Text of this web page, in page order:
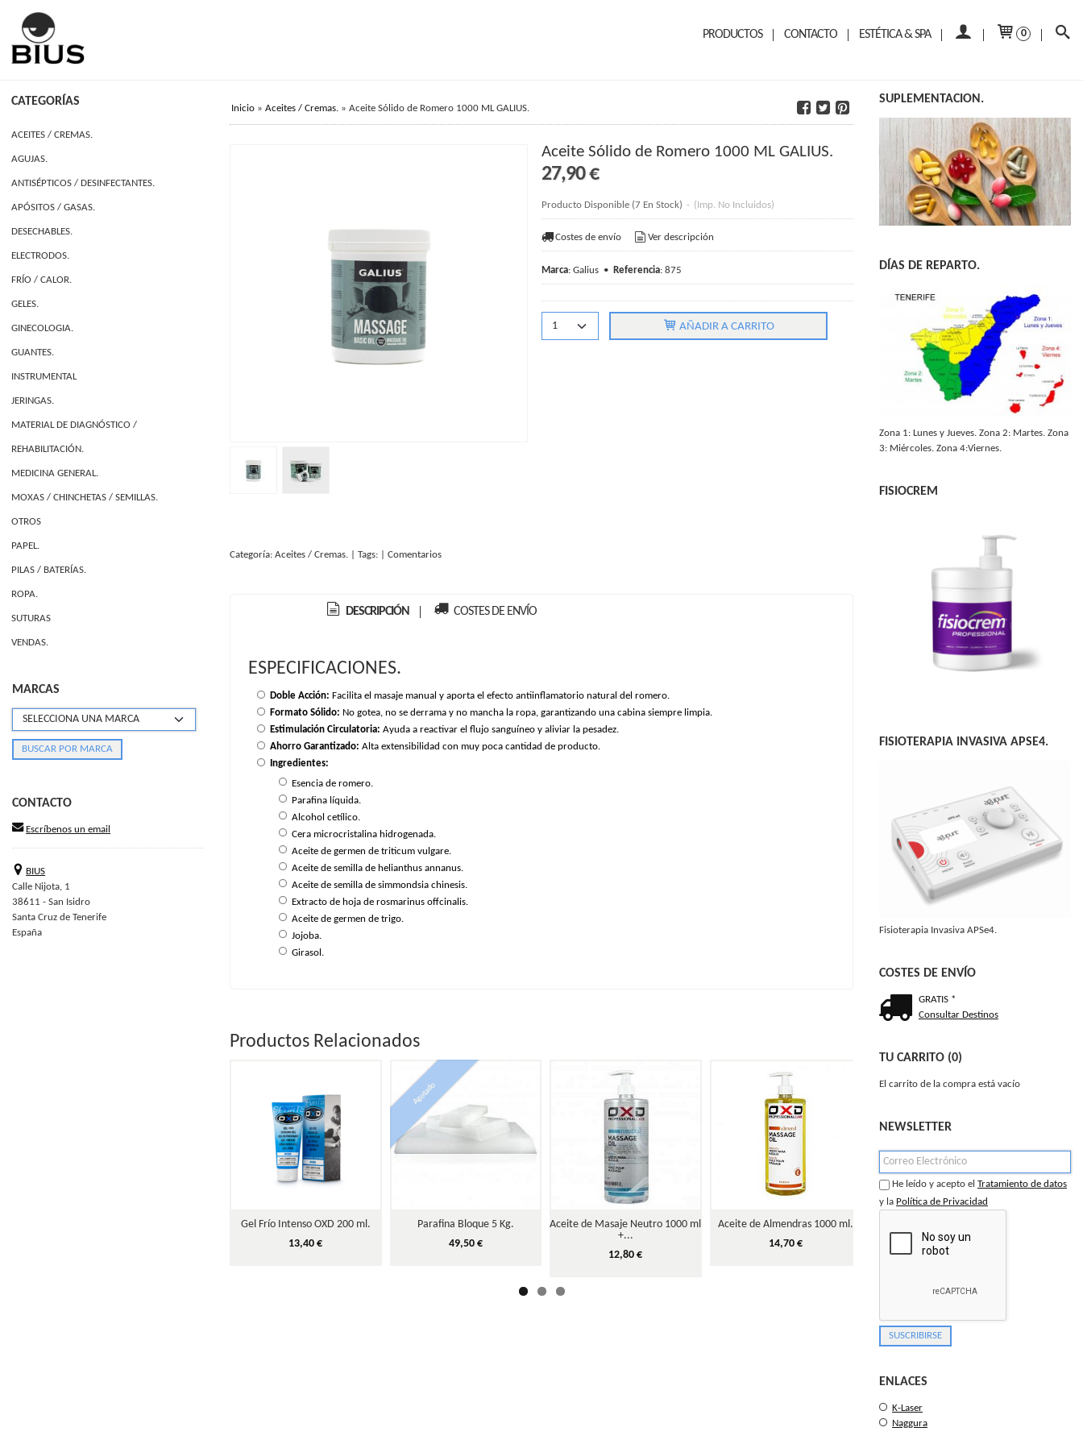
PRODUCTOS CONTACTO ESTÉTICA & SPA 0
CATEGORÍAS
ACEITES / CREMAS.
AGUJAS.
ANTISÉPTICOS / DESINFECTANTES.
APÓSITOS / GASAS.
DESECHABLES.
ELECTRODOS.
FRÍO / CALOR.
GELES.
GINECOLOGIA.
GUANTES.
INSTRUMENTAL
JERINGAS.
MATERIAL DE DIAGNÓSTICO /
REHABILITACIÓN.
MEDICINA GENERAL.
MOXAS / CHINCHETAS / SEMILLAS.
OTROS
PAPEL.
PILAS / BATERÍAS.
ROPA.
SUTURAS
VENDAS.
MARCAS
CONTACTO
Escríbenos un email
BIUS
Calle Nijota, 1
38611 - San Isidro
Santa Cruz de Tenerife
España
Inicio » Aceites / Cremas. » Aceite Sólido de Romero 1000 ML GALIUS.
Aceite Sólido de Romero 1000 ML GALIUS.
27,90 €
Producto Disponible (7 En Stock) - (Imp. No Incluidos)
Costes de envío Ver descripción
Marca: Galius • Referencia: 875
AÑADIR A CARRITO
Categoría: Aceites / Cremas. Tags: Comentarios
DESCRIPCIÓN COSTES DE ENVÍO
ESPECIFICACIONES.
Doble Acción: Facilita el masaje manual y aporta el efecto antiinflamatorio natural del romero.
Formato Sólido: No gotea, no se derrama y no mancha la ropa, garantizando una cabina siempre limpia.
Estimulación Circulatoria: Ayuda a reactivar el flujo sanguíneo y aliviar la pesadez.
Ahorro Garantizado: Alta extensibilidad con muy poca cantidad de producto.
Ingredientes:
Esencia de romero.
Parafina líquida.
Alcohol cetílico.
Cera microcristalina hidrogenada.
Aceite de germen de triticum vulgare.
Aceite de semilla de helianthus annanus.
Aceite de semilla de simmondsia chinesis.
Extracto de hoja de rosmarinus offcinalis.
Aceite de germen de trigo.
Jojoba.
Girasol.
Productos Relacionados
Gel Frío Intenso OXD 200 ml.
13,40 €
Agotado
Parafina Bloque 5 Kg.
49,50 €
Aceite de Masaje Neutro 1000 ml
+...
12,80 €
Aceite de Almendras 1000 ml.
14,70 €
Prolongados...
15,00 €
SUPLEMENTACION.
DÍAS DE REPARTO.
Zona 1: Lunes y Jueves. Zona 2: Martes. Zona
3: Miércoles. Zona 4:Viernes.
FISIOCREM
FISIOTERAPIA INVASIVA APSE4.
Fisioterapia Invasiva APSe4.
COSTES DE ENVÍO
GRATIS *
Consultar Destinos
TU CARRITO (0)
El carrito de la compra está vacío
NEWSLETTER
He leído y acepto el Tratamiento de datos
y la Política de Privacidad
ENLACES
K-Laser
Naggura